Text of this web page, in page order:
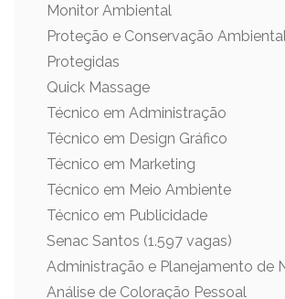
Monitor Ambiental
Proteção e Conservação
Protegidas
Quick Massage
Técnico em Administração
Técnico em Design Gráfico
Técnico em Marketing
Técnico em Meio Ambiente
Técnico em Publicidade
Senac Santos (1.597 vagas)
Administração e Planejamento de
Análise de Coloração Pessoal